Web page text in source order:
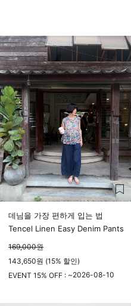
데님을 가장 편하게 입는 법
Tencel Linen Easy Denim Pants
169,000원
143,650원 (15% 할인)
EVENT 15% OFF : ~2026-08-10